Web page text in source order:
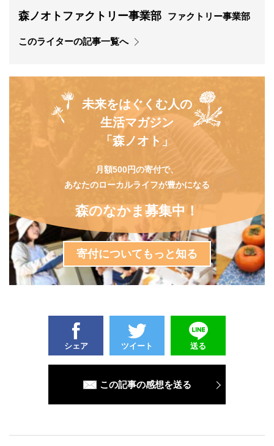
森ノオトファクトリー事業部 ファクトリー事業部
このライターの記事一覧へ
未来をはぐくむ人の
生活マガジン
「森ノオト」
月額500円の寄付で、
あなたのローカルライフが豊かになる
森のなかま募集中！
寄付についてもっと知る
シェア ツイート 送る
この記事の感想を送る